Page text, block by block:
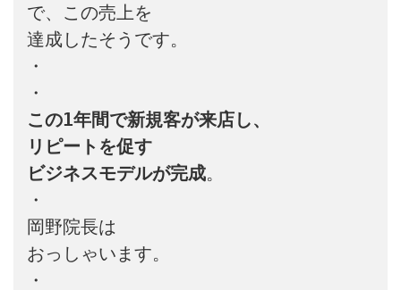
で、この売上を
達成したそうです。
・
この1年間で新規客が来店し、
リピートを促す
ビジネスモデルが完成。
・
岡野院長は
おっしゃいます。
・